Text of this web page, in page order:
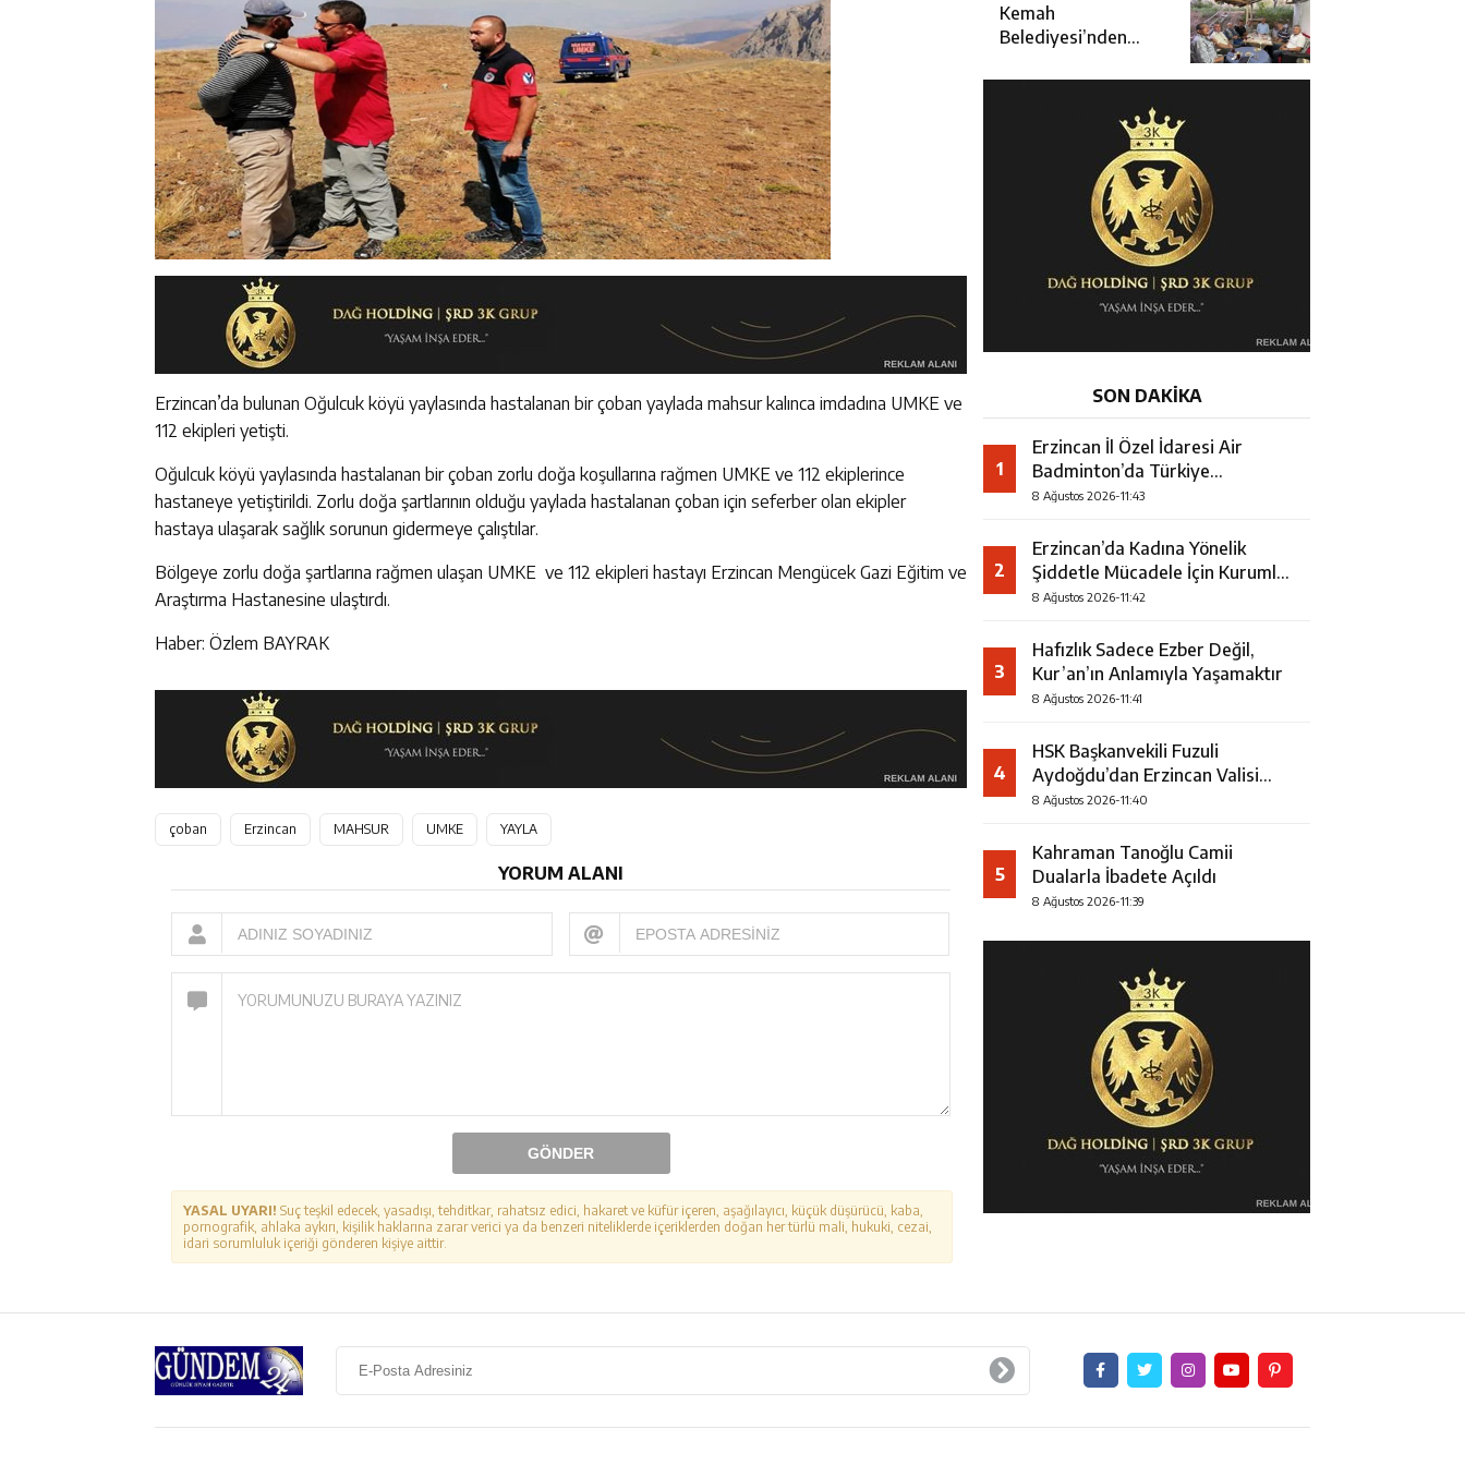
Erzincan’da bulunan Oğulcuk köyü yaylasında hastalanan bir çoban yaylada mahsur kalınca imdadına UMKE ve
112 ekipleri yetişti.
Oğulcuk köyü yaylasında hastalanan bir çoban zorlu doğa koşullarına rağmen UMKE ve 112 ekiplerince
hastaneye yetiştirildi. Zorlu doğa şartlarının olduğu yaylada hastalanan çoban için seferber olan ekipler
hastaya ulaşarak sağlık sorunun gidermeye çalıştılar.
Bölgeye zorlu doğa şartlarına rağmen ulaşan UMKE ve 112 ekipleri hastayı Erzincan Mengücek Gazi Eğitim ve
Araştırma Hastanesine ulaştırdı.
Haber: Özlem BAYRAK
çoban Erzincan MAHSUR UMKE YAYLA
YORUM ALANI
GÖNDER
YASAL UYARI! Suç teşkil edecek, yasadışı, tehditkar, rahatsız edici, hakaret ve küfür içeren, aşağılayıcı, küçük düşürücü, kaba,
pornografik, ahlaka aykırı, kişilik haklarına zarar verici ya da benzeri niteliklerde içeriklerden doğan her türlü mali, hukuki, cezai,
idari sorumluluk içeriği gönderen kişiye aittir.
Kemah
Belediyesi’nden
Mahallesi’nde
SON DAKİKA
1
Erzincan İl Özel İdaresi Air
Badminton’da Türkiye
Şampiyonu Oldu
8 Ağustos 2026-11:43
2
Erzincan’da Kadına Yönelik
Şiddetle Mücadele İçin Kurumlar
Bir Araya Geldi
8 Ağustos 2026-11:42
3
Hafızlık Sadece Ezber Değil,
Kur’an’ın Anlamıyla Yaşamaktır
8 Ağustos 2026-11:41
4
HSK Başkanvekili Fuzuli
Aydoğdu’dan Erzincan Valisi
Hamza Aydoğdu’ya Ziyaret
8 Ağustos 2026-11:40
5
Kahraman Tanoğlu Camii
Dualarla İbadete Açıldı
8 Ağustos 2026-11:39